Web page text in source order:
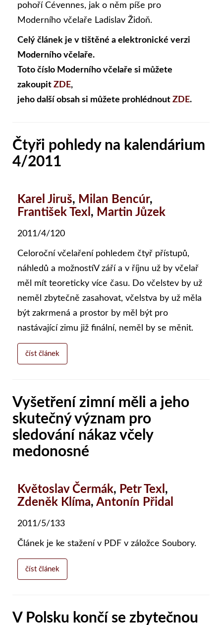
pohoří Cévennes, jak o něm píše pro
Moderního včelaře Ladislav Židoň.
Celý článek je v tištěné a elektronické verzi
Moderního včelaře.
Toto číslo Moderního včelaře si můžete
zakoupit ZDE,
jeho další obsah si můžete prohlédnout ZDE.
Čtyři pohledy na kalendárium
4/2011
Karel Jiruš, Milan Bencúr,
František Texl , Martin Jůzek
2011/4/120
Celoroční včelaření pohledem čtyř přístupů,
náhledů a možnostíV září a v říjnu už by včelař
měl mít teoreticky více času. Do včelstev by už
neměl zbytečně zasahovat, včelstva by už měla
být zakrmená a prostor by měl být pro
nastávající zimu již finální, neměl by se měnit.
číst článek
Vyšetření zimní měli a jeho
skutečný význam pro
sledování nákaz včely
medonosné
Květoslav Čermák, Petr Texl ,
Zdeněk Klíma, Antonín Přidal
2011/5/133
Článek je ke stažení v PDF v záložce Soubory.
číst článek
V Polsku končí se zbytečnou